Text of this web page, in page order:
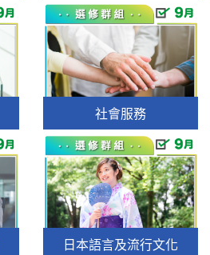
社會服務
日本語言及流行文化